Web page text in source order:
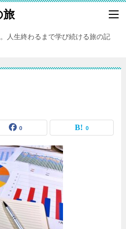
旅
人生終わるまで学び続ける旅の記
0 0